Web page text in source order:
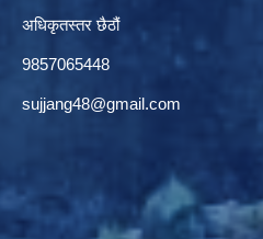
अधिकृतस्तर छैठौं‌
9857065448
sujjang48@gmail.com